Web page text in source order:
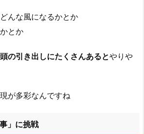
んな風になるかとか
とか
頭の引き出しにたくさんあるとやりや
が多彩なんですね
」に挑戦